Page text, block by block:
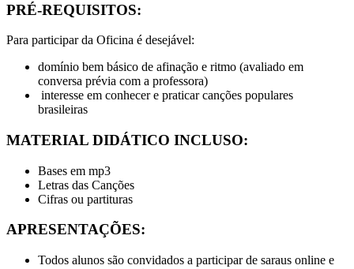
PRÉ-REQUISITOS:
Para participar da Oficina é desejável:
domínio bem básico de afinação e ritmo (avaliado em
conversa prévia com a professora)
interesse em conhecer e praticar canções populares
brasileiras
MATERIAL DIDÁTICO INCLUSO:
Bases em mp3
Letras das Canções
Cifras ou partituras
APRESENTAÇÕES:
Todos alunos são convidados a participar de saraus online e